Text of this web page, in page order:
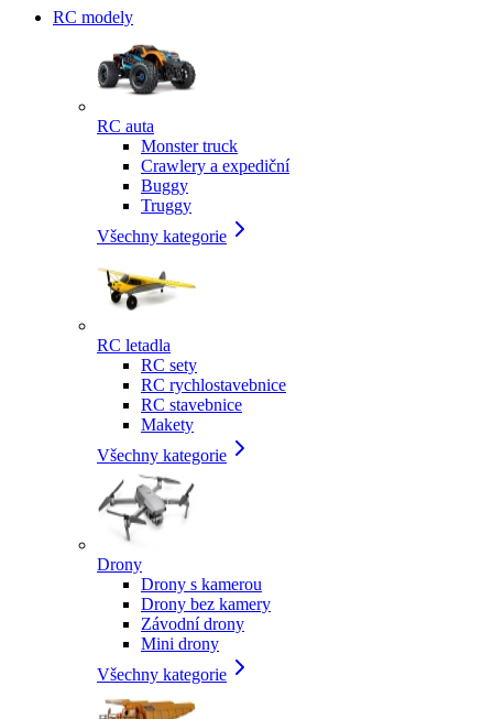
RC modely
RC auta
Monster truck
Crawlery a expediční
Buggy
Truggy
Všechny kategorie
RC letadla
RC sety
RC rychlostavebnice
RC stavebnice
Makety
Všechny kategorie
Drony
Drony s kamerou
Drony bez kamery
Závodní drony
Mini drony
Všechny kategorie